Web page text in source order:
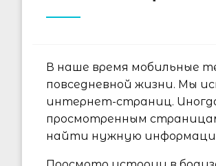
В наше время мобильные
повседневной жизни. Мы
интернет-страниц.
просмотренным
найти нужную